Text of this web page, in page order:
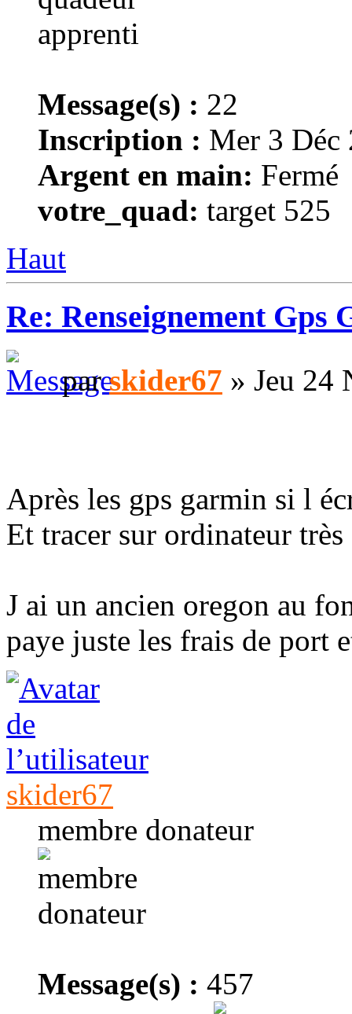
Message(s) : 22
Inscription : Mer 3 Déc
Argent en main: Fermé
votre_quad: target 525
Haut
Re: Renseignement Gps
parskider67 » Jeu 24
Après les gps garmin si l
Et tracer sur ordinateur
J ai un ancien oregon au
paye juste les frais de port
skider67
membre donateur
Message(s) : 457